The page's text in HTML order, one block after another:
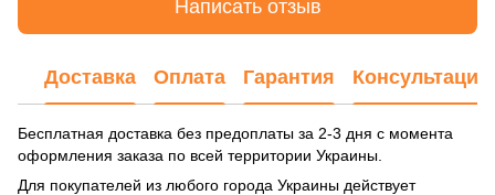
Написать отзыв
Доставка Оплата Гарантия Консультация
Бесплатная доставка без предоплаты за 2-3 дня с момента
оформления заказа по всей территории Украины.
Для покупателей из любого города Украины действует